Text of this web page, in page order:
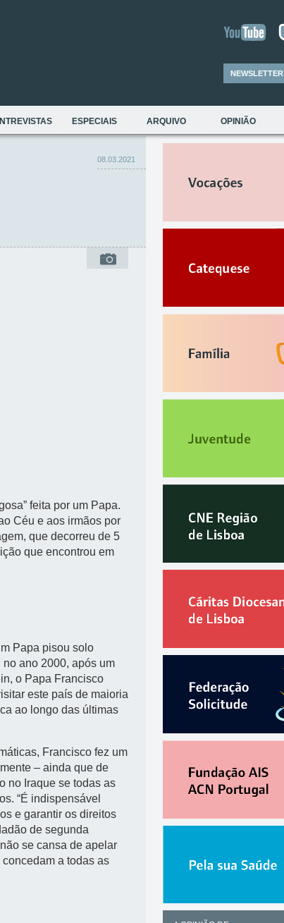
NEWSLETTER
ESPECIAIS ARQUIVO OPINIÃO
08.03.2021
feita por um Papa.
Céu e aos irmãos por
que decorreu de 5
que encontrou em
Papa pisou solo
ano 2000, após um
o Papa Francisco
este país de maioria
ao longo das últimas
Francisco fez um
– ainda que de
no Iraque se todas as
“É indispensável
e garantir os direitos
de segunda
se cansa de apelar
a todas as